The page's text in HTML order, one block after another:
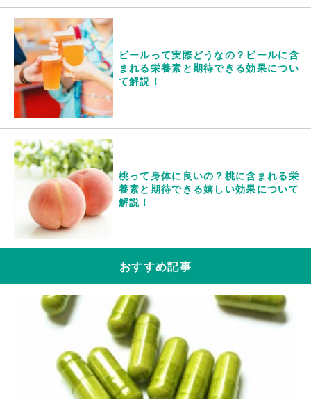
ビールって実際どうなの？ビールに含
まれる栄養素と期待できる効果につい
て解説！
桃って身体に良いの？桃に含まれる栄
養素と期待できる嬉しい効果について
解説！
おすすめ記事